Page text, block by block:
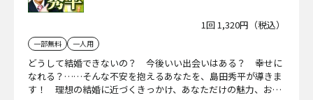
1回 1,320円（税込）
一部無料 一人用
どうして結婚できないの？ 今後いい出会いはある？ 幸せに
なれる？……そんな不安を抱えるあなたを、島田秀平が導きま
す！ 理想の結婚に近づくきっかけ、あなただけの魅力、お相